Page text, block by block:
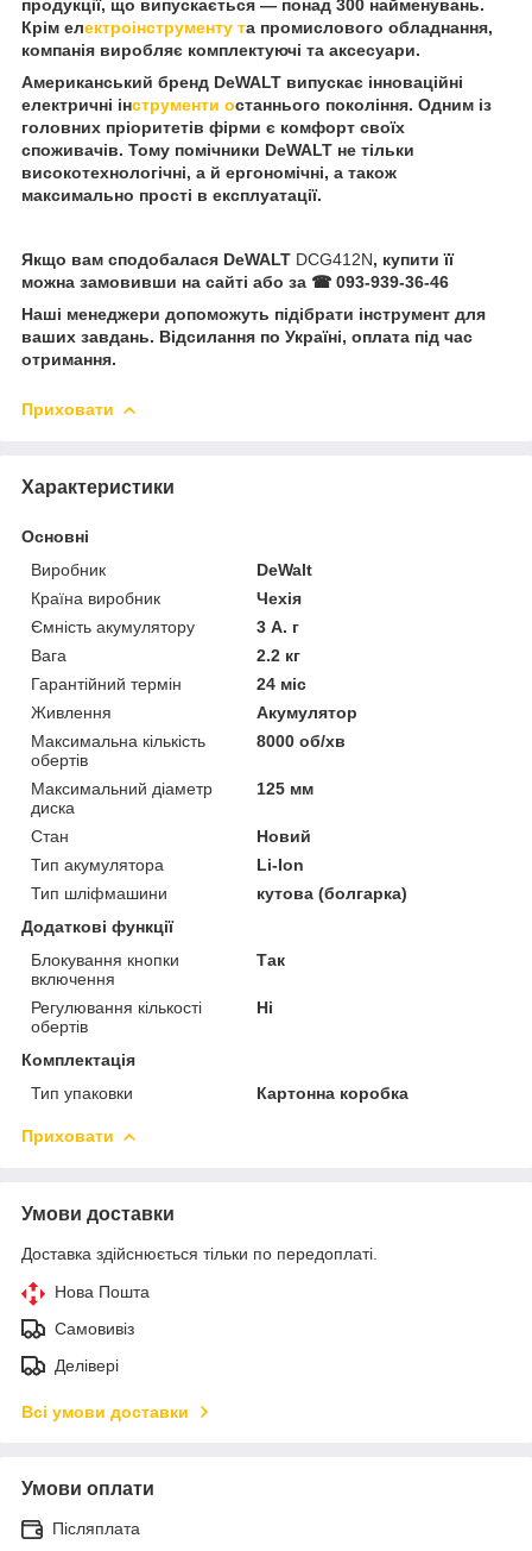
продукції, що випускається — понад 300 найменувань.
Крім електроінструменту та промислового обладнання,
компанія виробляє комплектуючі та аксесуари.
Американський бренд DeWALT випускає інноваційні
електричні інструменти останнього покоління. Одним із
головних пріоритетів фірми є комфорт своїх
споживачів. Тому помічники DeWALT не тільки
високотехнологічні, а й ергономічні, а також
максимально прості в експлуатації.
Якщо вам сподобалася DeWALT DCG412N, купити її
можна замовивши на сайті або за ☎ 093-939-36-46
Наші менеджери допоможуть підібрати інструмент для
ваших завдань. Відсилання по Україні, оплата під час
отримання.
Приховати
Характеристики
Основні
Виробник
DeWalt
Країна виробник
Чехія
Ємність акумулятору
3 А. г
Вага
2.2 кг
Гарантійний термін
24 міс
Живлення
Акумулятор
Максимальна кількість
обертів
8000 об/хв
Максимальний діаметр
диска
125 мм
Стан
Новий
Тип акумулятора
Li-Ion
Тип шліфмашини
кутова (болгарка)
Додаткові функції
Блокування кнопки
включення
Так
Регулювання кількості
обертів
Ні
Комплектація
Тип упаковки
Картонна коробка
Приховати
Умови доставки
Доставка здійснюється тільки по передоплаті.
Нова Пошта
Самовивіз
Делівері
Всі умови доставки
Умови оплати
Післяплата